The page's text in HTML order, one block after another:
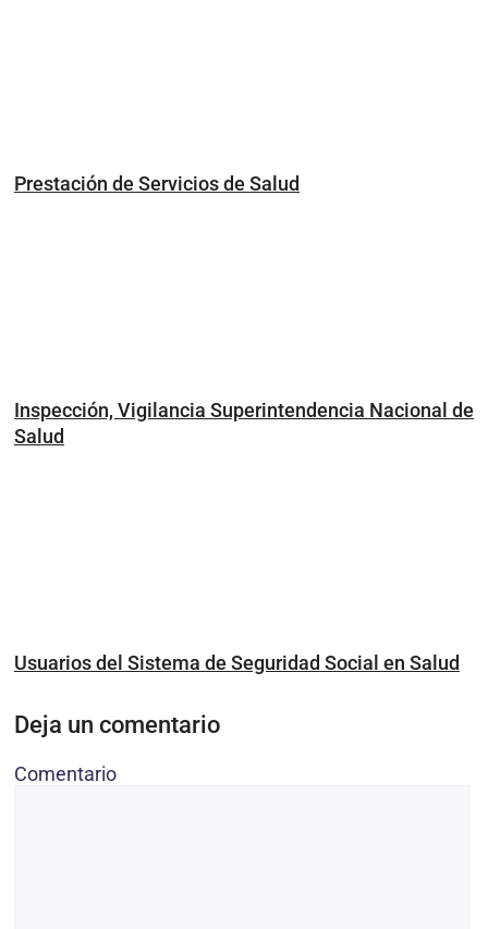
Prestación de Servicios de Salud
Inspección, Vigilancia Superintendencia Nacional de
Salud
Usuarios del Sistema de Seguridad Social en Salud
Deja un comentario
Comentario